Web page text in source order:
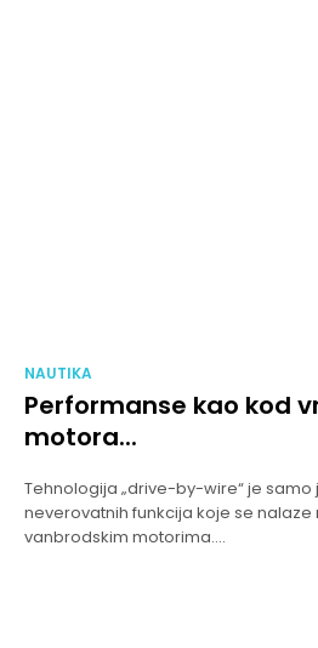
NAUTIKA
Performanse kao kod
motora...
Tehnologija „drive-by-wire“ je
neverovatnih funkcija koje se nalaze
vanbrodskim motorima....